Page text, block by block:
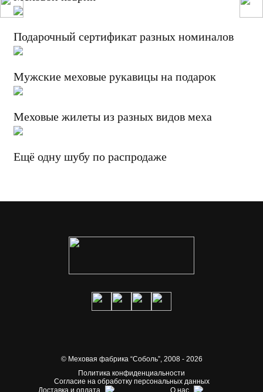
Подарочный сертификат разных номиналов
Мужские меховые рукавицы на подарок
Меховые жилеты из разных видов меха
Ещё одну шубу по распродаже
© Меховая фабрика “Соболь”,2008 - 2026
Политика конфиденциальности
Согласие на обработку персональных данных
Доставка и оплата
О нас